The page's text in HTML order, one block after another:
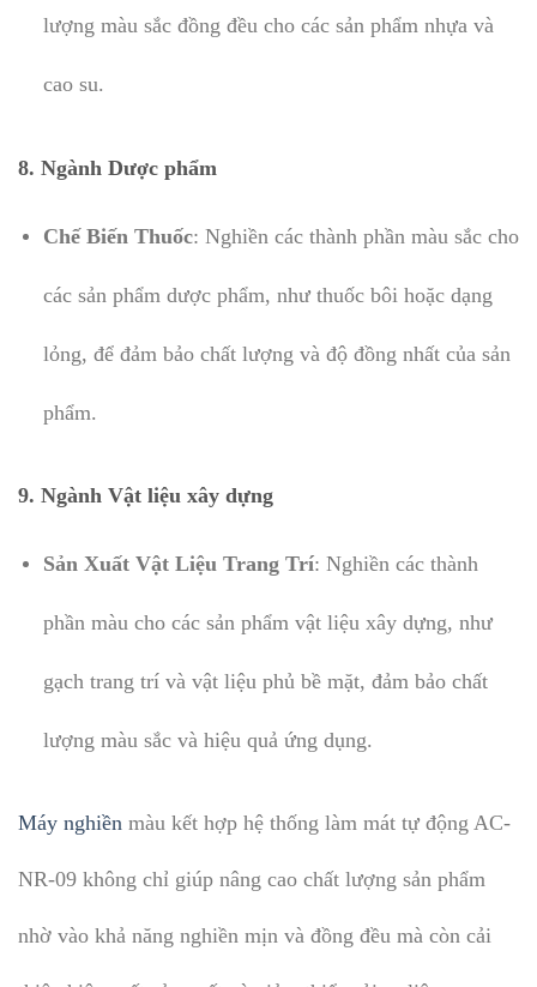
lượng màu sắc đồng đều cho các sản phẩm nhựa và
cao su.
8. Ngành Dược phẩm
Chế Biến Thuốc: Nghiền các thành phần màu sắc cho
các sản phẩm dược phẩm, như thuốc bôi hoặc dạng
lỏng, để đảm bảo chất lượng và độ đồng nhất của sản
phẩm.
9. Ngành Vật liệu xây dựng
Sản Xuất Vật Liệu Trang Trí: Nghiền các thành
phần màu cho các sản phẩm vật liệu xây dựng, như
gạch trang trí và vật liệu phủ bề mặt, đảm bảo chất
lượng màu sắc và hiệu quả ứng dụng.
Máy nghiền màu kết hợp hệ thống làm mát tự động AC-
NR-09 không chỉ giúp nâng cao chất lượng sản phẩm
nhờ vào khả năng nghiền mịn và đồng đều mà còn cải